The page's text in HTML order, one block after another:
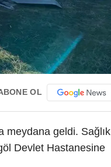
OL
meydana geldi. Sağlık
Devlet Hastanesine